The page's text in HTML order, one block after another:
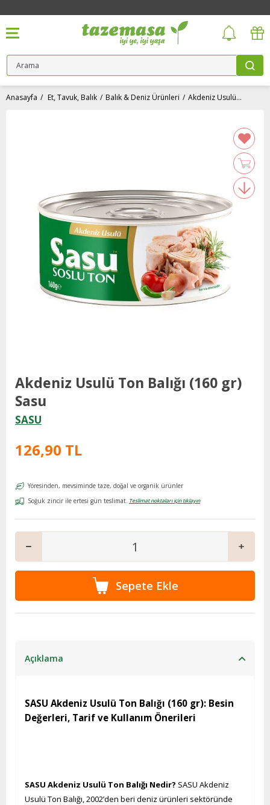
Anasayfa Et, Tavuk, Balık Balık & Deniz Ürünleri Akdeniz Usulü Ton Balığı (160 gr) Sasu
Akdeniz Usulü Ton Balığı (160 gr)
Sasu
SASU
126,90 TL
Yöresinden, mevsiminde taze, doğal ve organik ürünler
Soğuk zincir ile ertesi gün teslimat. Teslimat noktaları için tıklayın
Açıklama
SASU Akdeniz Usulü Ton Balığı (160 gr): Besin
Değerleri, Tarif ve Kullanım Önerileri
SASU Akdeniz Usulü Ton Balığı Nedir? SASU Akdeniz
Usulü Ton Balığı, 2002’den beri deniz ürünleri sektöründe